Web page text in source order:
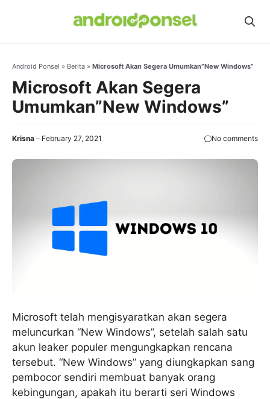
Android Ponsel » Berita » Microsoft Akan Segera Umumkan”New Windows”
Microsoft Akan Segera
Umumkan”New Windows”
Krisna February 27, 2021 No comments
Microsoft telah mengisyaratkan akan segera
meluncurkan “New Windows”, setelah salah satu
akun leaker populer mengungkapkan rencana
tersebut. “New Windows” yang diungkapkan sang
pembocor sendiri membuat banyak orang
kebingungan, apakah itu berarti seri Windows